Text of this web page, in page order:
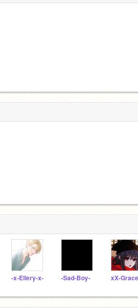
-x-Ellery-x- -Sad-Boy-